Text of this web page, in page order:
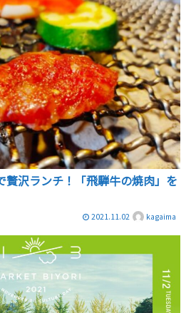
贅沢ランチ！「飛騨牛の焼肉」を
2021.11.02 kagaima